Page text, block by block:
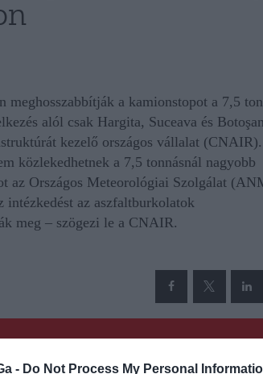
- Do Not Process My Personal
a kamionstopot a 7,5
alól csak Hargita, Suceava és
kezelő országos vállalat
közlekedhetnek a 7,5 tonnásnál nagyobb
az Országos Meteorológiai Szolgálat
az aszfaltburkolatok
meg – szögezi le a CNAIR.